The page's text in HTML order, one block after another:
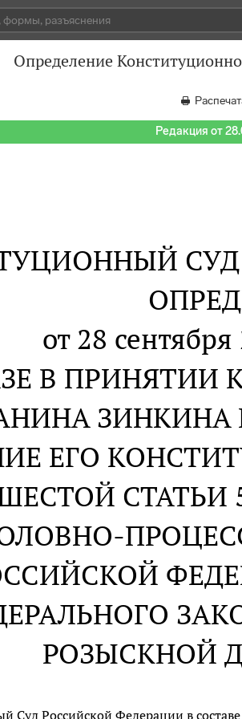
Определение
Редакция от
от 28
В
ЕГО
СТАТЬИ
РОЗЫСКНОЙ
Суд Российской Федерации в